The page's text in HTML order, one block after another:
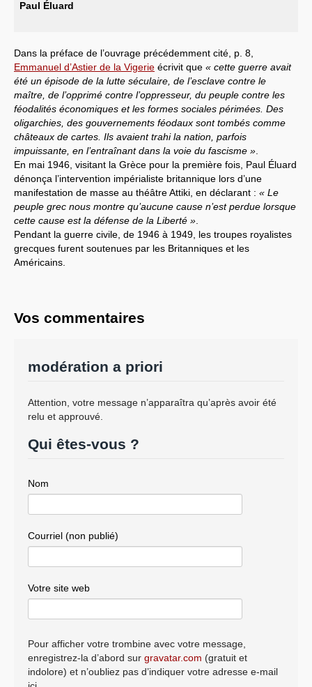
Paul Éluard
Dans la préface de l’ouvrage précédemment cité, p. 8,
Emmanuel d’Astier de la Vigerie écrivit que « cette guerre avait
été un épisode de la lutte séculaire, de l’esclave contre le
maître, de l’opprimé contre l’oppresseur, du peuple contre les
féodalités économiques et les formes sociales périmées. Des
oligarchies, des gouvernements féodaux sont tombés comme
châteaux de cartes. Ils avaient trahi la nation, parfois
impuissante, en l’entraînant dans la voie du fascisme »
En mai 1946, visitant la Grèce pour la première fois, Paul Éluard
dénonça l’intervention impérialiste britannique lors d’une
manifestation de masse au théâtre Attiki, en déclarant : « Le
peuple grec nous montre qu’aucune cause n’est perdue lorsque
cette cause est la défense de la Liberté »
Pendant la guerre civile, de 1946 à 1949, les troupes royalistes
grecques furent soutenues par les Britanniques et les
Américains.
Vos commentaires
modération a priori
Attention, votre message n’apparaîtra qu’après avoir été
relu et approuvé.
Qui êtes-vous ?
Nom
Courriel (non publié)
Votre site web
Pour afficher votre trombine avec votre message,
enregistrez-la d’abord sur gravatar.com (gratuit et
indolore) et n’oubliez pas d’indiquer votre adresse e-mail